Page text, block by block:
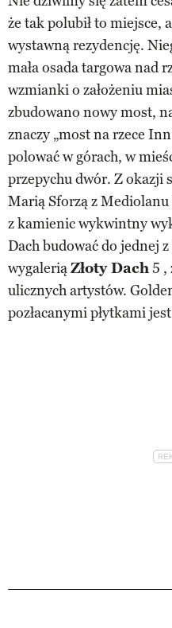
że tak polubił to miejsce,
wystawną rezydencję.
mała osada targowa nad
wzmianki o założeniu
zbudowano nowy most,
znaczy „most na rzece
polować w górach, w
przepychu dwór. Z okazji
Marią Sforzą z Mediolanu
z kamienic wykwintny
Dach budować do jednej
wygaleriąZłoty Dach5 ,
ulicznych artystów.
pozłacanymi płytkami